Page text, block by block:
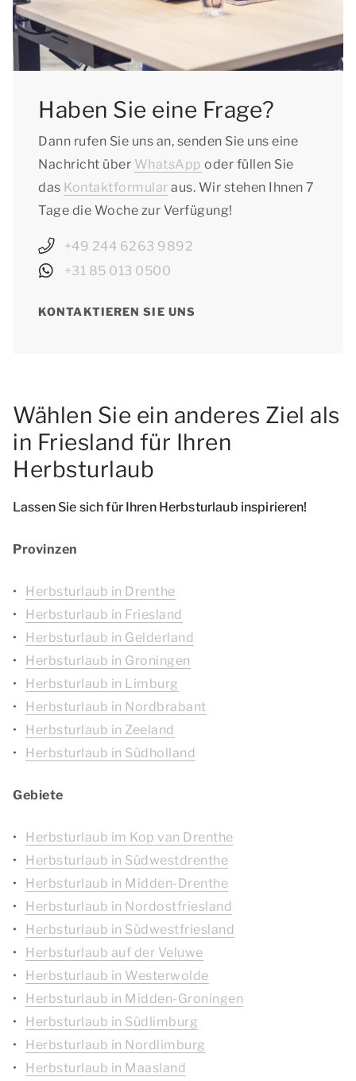
Sachsen: vom 12.10.2026 bis zum 24.10.2026
Sachsen-Anhalt: vom 19.10.2026 bis zum
30.10.2026
24.10.2026
Thüringen: vom 12.10.2026 bis zum
24.10.2026
Haben Sie eine Frage?
Dann rufen Sie uns an, senden Sie uns eine
Nachricht über WhatsApp oder füllen Sie
das Kontaktformular aus. Wir stehen Ihnen 7
Tage die Woche zur Verfügung!
+49 244 6263 9892
+31 85 013 0500
KONTAKTIEREN SIE UNS
Wählen Sie ein anderes Ziel als
in Friesland für Ihren
Herbsturlaub
Lassen Sie sich für Ihren Herbsturlaub inspirieren!
Provinzen
Herbsturlaub in Drenthe
Herbsturlaub in Friesland
Herbsturlaub in Gelderland
Herbsturlaub in Groningen
Herbsturlaub in Limburg
Herbsturlaub in Nordbrabant
Herbsturlaub in Zeeland
Herbsturlaub in Südholland
Gebiete
Herbsturlaub im Kop van Drenthe
Herbsturlaub in Südwestdrenthe
Herbsturlaub in Midden-Drenthe
Herbsturlaub in Nordostfriesland
Herbsturlaub in Südwestfriesland
Herbsturlaub auf der Veluwe
Herbsturlaub in Westerwolde
Herbsturlaub in Midden-Groningen
Herbsturlaub in Südlimburg
Herbsturlaub in Nordlimburg
Herbsturlaub in Maasland